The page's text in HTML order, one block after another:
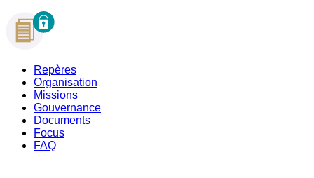
Repères
Organisation
Missions
Gouvernance
Documents
Focus
FAQ